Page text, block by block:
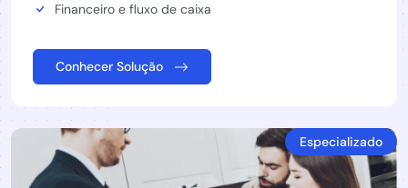
Financeiro e fluxo de caixa
Conhecer Solução
Especializado